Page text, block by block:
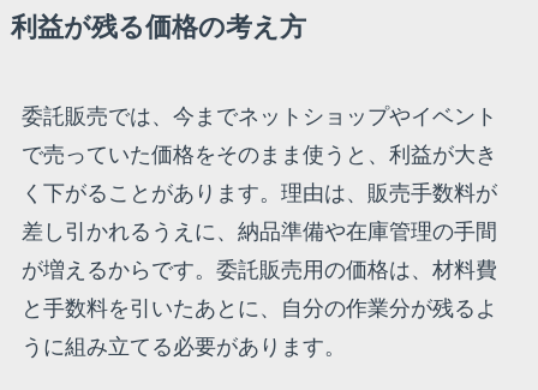
利益が残る価格の考え方
委託販売では、今までネットショップやイベント
で売っていた価格をそのまま使うと、利益が大き
く下がることがあります。理由は、販売手数料が
差し引かれるうえに、納品準備や在庫管理の手間
が増えるからです。委託販売用の価格は、材料費
と手数料を引いたあとに、自分の作業分が残るよ
うに組み立てる必要があります。